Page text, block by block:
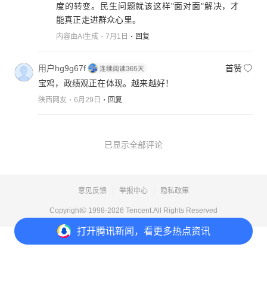
打开腾讯新闻，看更多热点资讯
度的转变。民生问题就该这样"面对面"解决，才
能真正走进群众心里。
内容由AI生成 7月1日 回复
用户hg9g67f
首赞
宝鸡，政绩观正在体现。越来越好！
陕西网友 6月29日 回复
已显示全部评论
意见反馈 举报中心 隐私政策
Copyright© 1998-2026 Tencent.All Rights Reserved